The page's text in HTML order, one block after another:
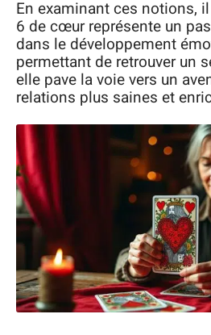
En examinant ces notions,
6 de cœur représente un
dans le développement
permettant de retrouver un
elle pave la voie vers un
relations plus saines et